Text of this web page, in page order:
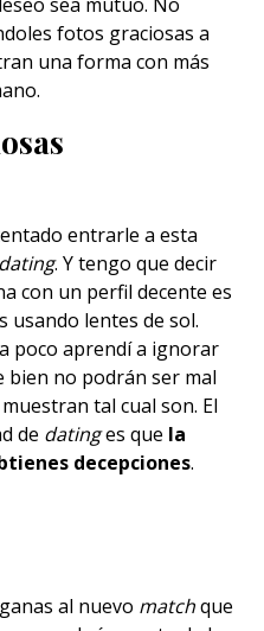
fotos graciosas a
una forma con más
entrarle a esta
dating. Y tengo que decir
con un perfil decente es
usando lentes de sol.
poco aprendí a ignorar
bien no podrán ser mal
tal cual son. El
de datinges que la
decepciones.
al nuevo matchque